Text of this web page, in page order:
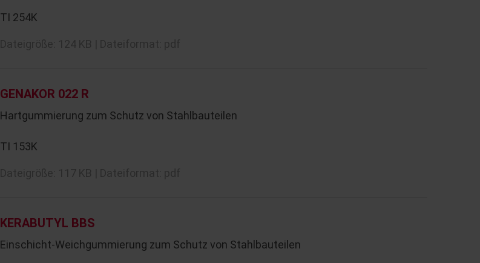
TI 254K
GENAKOR 022 R
Hartgummierung zum Schutz von Stahlbauteilen
TI 153K
KERABUTYL BBS
Einschicht‑Weichgummierung zum Schutz von Stahlbauteilen